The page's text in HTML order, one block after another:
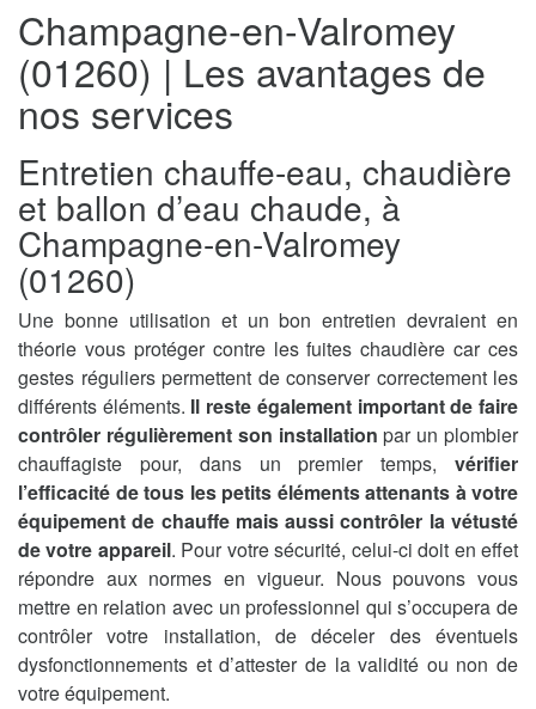
Champagne-en-Valromey
(01260) | Les avantages de
nos services
Entretien chauffe-eau, chaudière
et ballon d’eau chaude, à
Champagne-en-Valromey
(01260)
Une bonne utilisation et un bon entretien devraient en
théorie vous protéger contre les fuites chaudière car ces
gestes réguliers permettent de conserver correctement les
différents éléments. Il reste également important de faire
contrôler régulièrement son installation par un plombier
chauffagiste pour, dans un premier temps, vérifier
l’efficacité de tous les petits éléments attenants à votre
équipement de chauffe mais aussi contrôler la vétusté
de votre appareil. Pour votre sécurité, celui-ci doit en effet
répondre aux normes en vigueur. Nous pouvons vous
mettre en relation avec un professionnel qui s’occupera de
contrôler votre installation, de déceler des éventuels
dysfonctionnements et d’attester de la validité ou non de
votre équipement.